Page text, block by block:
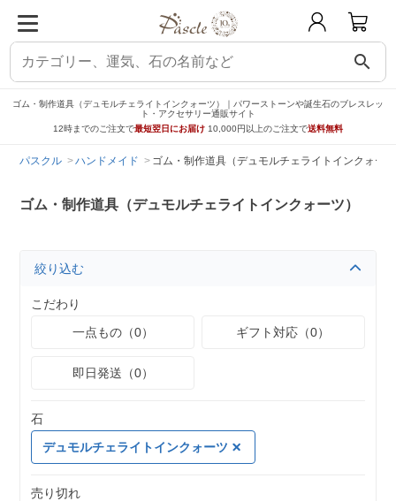
search
ゴム・制作道具（デュモルチェライトインクォーツ）｜パワーストーンや誕生石のブレスレッ
ト・アクセサリー通販サイト
12時までのご注文で最短翌日にお届け 10,000円以上のご注文で送料無料
パスクル ハンドメイド ゴム・制作道具（デュモルチェライトインクォー
ゴム・制作道具（デュモルチェライトインクォーツ）
絞り込む
こだわり
一点もの（0）
ギフト対応（0）
即日発送（0）
石
デュモルチェライトインクォーツ
売り切れ